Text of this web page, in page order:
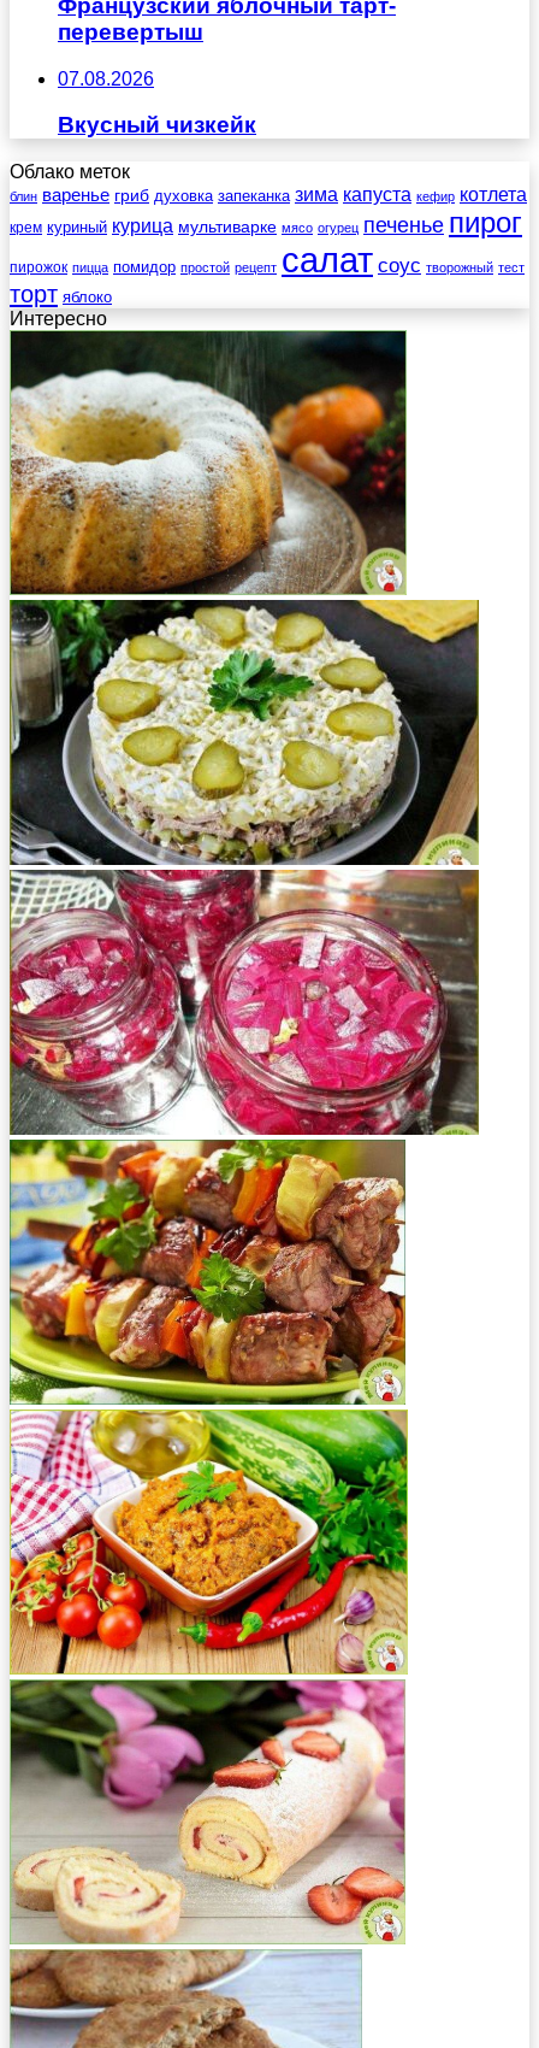
Французский яблочный тарт-
перевертыш
07.08.2026
Вкусный чизкейк
Облако меток
блин варенье гриб духовка запеканка зима капуста кефир котлета
крем куриный курица мультиварке мясо огурец печенье пирог
пирожок пицца помидор простой рецепт салат соус творожный тест
торт яблоко
Интересно